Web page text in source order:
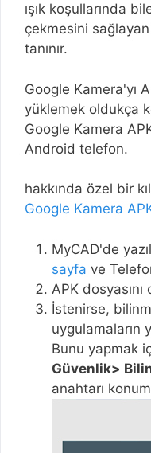
ışık koşullarında
çekmesini
tanınır.
Google Kamera'yı
yüklemek oldukça
Google Kamera
Android telefon.
hakkında özel bir
Google Kamera
MyCAD'de
sayfa ve
APK dosyasını
İstenirse,
uygulamaların
Bunu yapmak
Güvenlik>
anahtarı